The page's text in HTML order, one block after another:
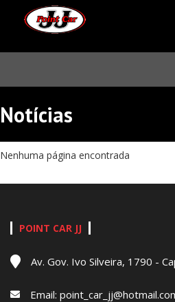
Notícias
Nenhuma página encontrada
POINT CAR JJ
Av. Gov. Ivo Silveira, 1790 -
Email: